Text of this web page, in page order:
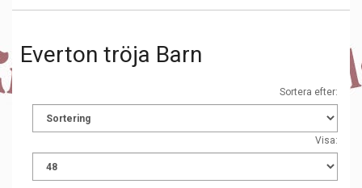
Everton tröja Barn
Sortera efter:
Visa: